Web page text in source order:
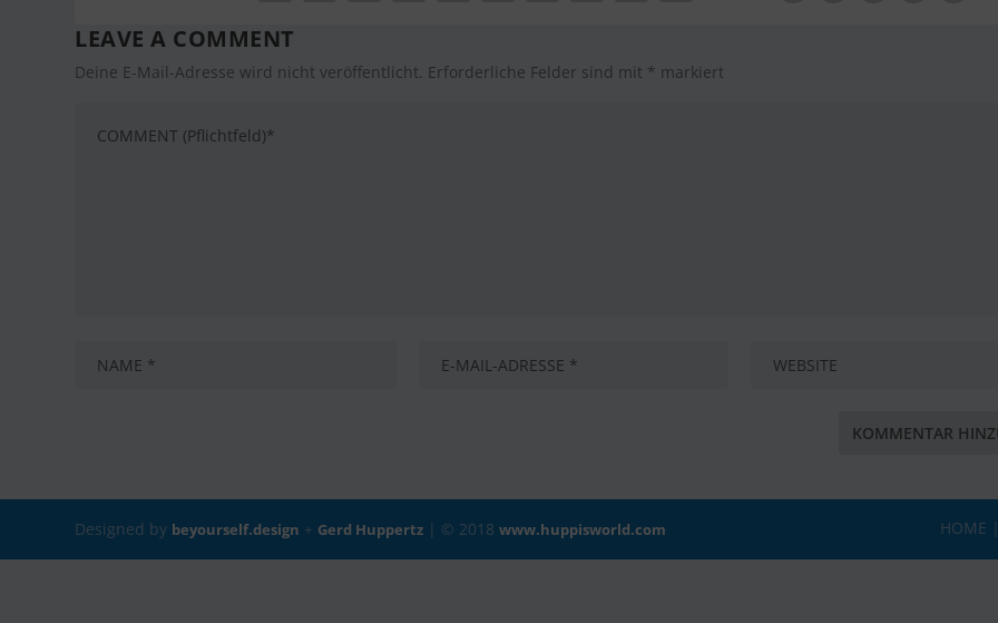
LEAVE A COMMENT
Deine E-Mail-Adresse wird nicht veröffentlicht. Erforderliche Felder sind mit * markiert
Designed by beyourself.design + Gerd Huppertz | © 2018www.huppisworld.com HOME |